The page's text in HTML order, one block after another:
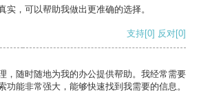
实，可以帮助我做出更准确的选择。
支持[0] 反对[0]
，随时随地为我的办公提供帮助。我经常需要
功能非常强大，能够快速找到我需要的信息。